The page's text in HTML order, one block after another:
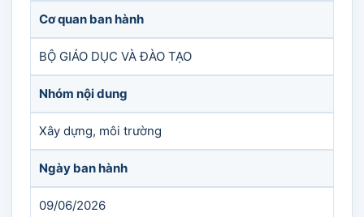
Cơ quan ban hành
BỘ GIÁO DỤC VÀ ĐÀO TẠO
Nhóm nội dung
Xây dựng, môi trường
Ngày ban hành
09/06/2026